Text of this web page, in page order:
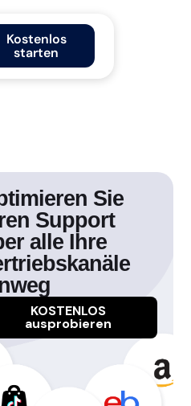
Kostenlos
starten
Sie
Support
alle Ihre
KOSTENLOS
ausprobieren